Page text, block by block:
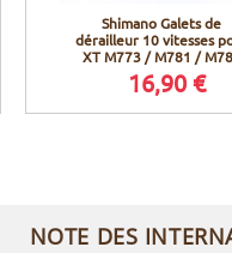
Shimano Galets de
dérailleur 10 vitesses
XT M773 / M781 /
16,90 €
NOTE DES